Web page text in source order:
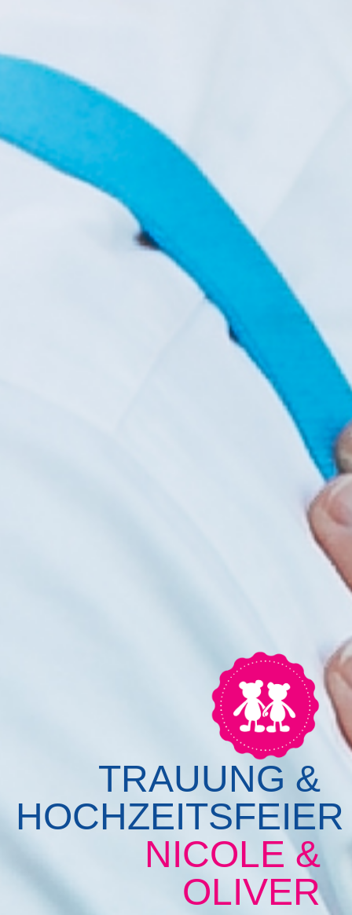
TRAUUNG &
HOCHZEITSFEIER
NICOLE &
OLIVER